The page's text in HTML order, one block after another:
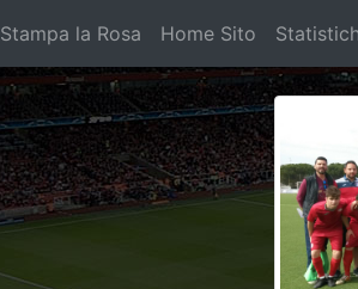
Stampa la Rosa Home Sito